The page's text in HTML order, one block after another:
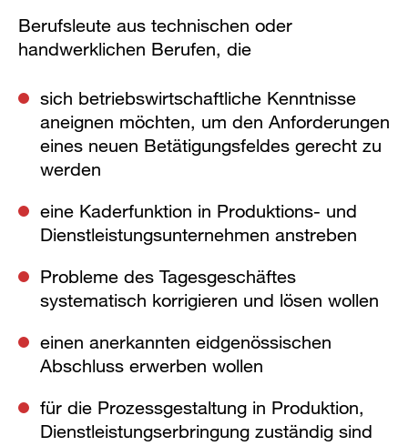
Berufsleute aus technischen oder
handwerklichen Berufen, die
sich betriebswirtschaftliche Kenntnisse
aneignen möchten, um den Anforderungen
eines neuen Betätigungsfeldes gerecht zu
werden
eine Kaderfunktion in Produktions- und
Dienstleistungsunternehmen anstreben
Probleme des Tagesgeschäftes
systematisch korrigieren und lösen wollen
einen anerkannten eidgenössischen
Abschluss erwerben wollen
für die Prozessgestaltung in Produktion,
Dienstleistungserbringung zuständig sind